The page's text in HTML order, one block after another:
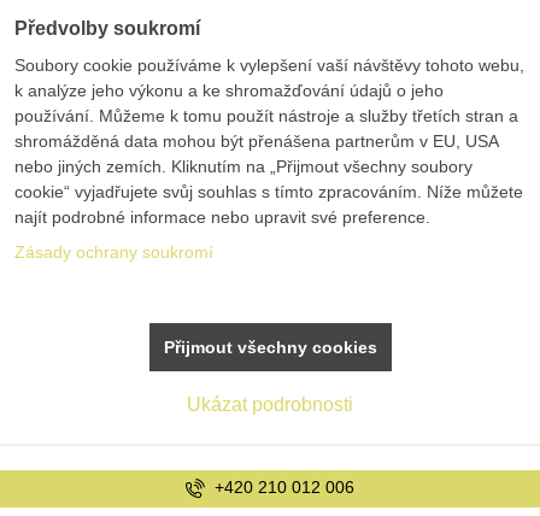
+420 210 012 006
Předvolby soukromí
Soubory cookie používáme k vylepšení vaší návštěvy tohoto webu,
k analýze jeho výkonu a ke shromažďování údajů o jeho
používání. Můžeme k tomu použít nástroje a služby třetích stran a
shromážděná data mohou být přenášena partnerům v EU, USA
nebo jiných zemích. Kliknutím na „Přijmout všechny soubory
cookie“ vyjadřujete svůj souhlas s tímto zpracováním. Níže můžete
najít podrobné informace nebo upravit své preference.
Zásady ochrany soukromí
Ukázat podrobnosti
Přijmout všechny cookies